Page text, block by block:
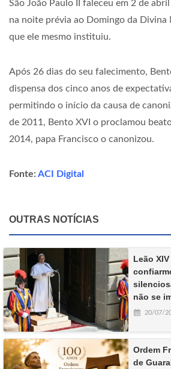
São João Paulo II faleceu em 2 de
na noite prévia ao Domingo da Divina
que ele mesmo instituiu.
Após 26 dias do seu falecimento,
dispensa dos cinco anos de
permitindo o início da causa de
de 2011, Bento XVI o proclamou
2014, papa Francisco o canonizou.
Fonte: ACI Digital
OUTRAS NOTÍCIAS
Leão
não se
20/07/
Ordem
de